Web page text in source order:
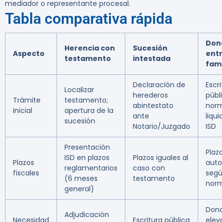
mediador o representante procesal.
Tabla comparativa rápida
Aspecto
Herencia con
testamento
Sucesión
intestada
Trámite
inicial
Localizar
testamento;
apertura de la
sucesión
Declaración de
herederos
abintestato
ante
Notario/Juzgado
ISD
Plazos
fiscales
Presentación
ISD en plazos
reglamentarios
(6 meses
general)
Plazos iguales al
caso con
testamento
Adjudicación